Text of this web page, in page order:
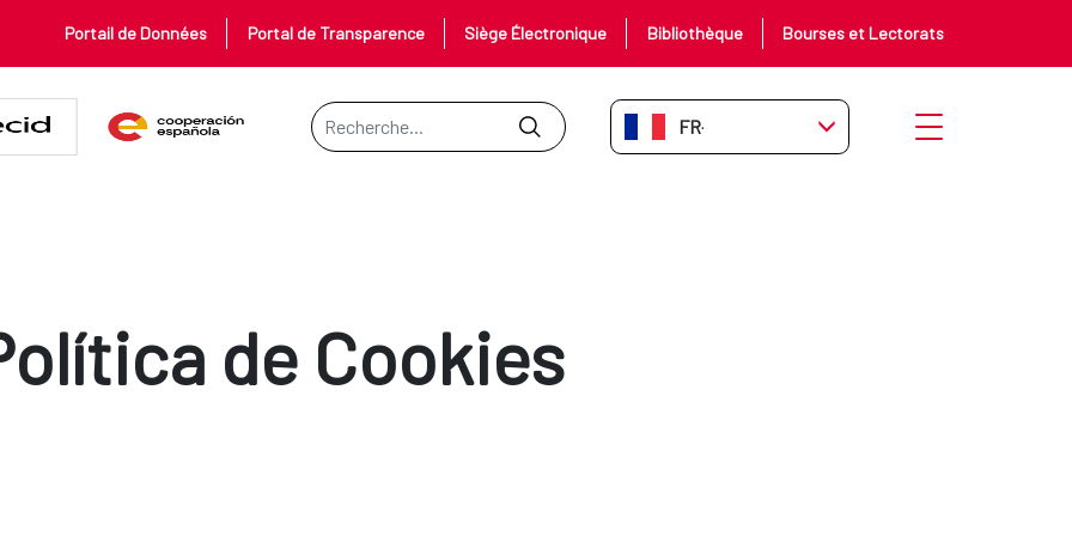
Portail de Données Portal de Transparence Siège Électronique Bibliothèque Bourses et Lectorats
Barre de recherche
FR-FR Ouvrir le menu
de Cookies